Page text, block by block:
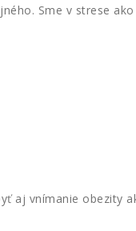
Sme v strese
aj vnímanie obezity